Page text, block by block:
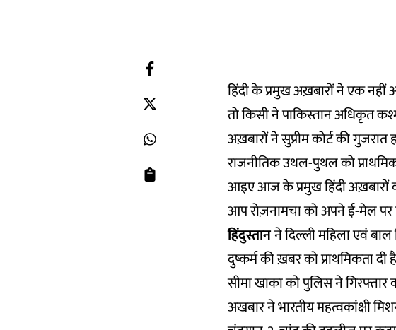
हिंदी के प्रमुख अख़बारों ने एक नहीं
तो किसी ने पाकिस्तान अधिकृत
अख़बारों ने सुप्रीम कोर्ट की
राजनीतिक उथल-पुथल को
आइए आज के प्रमुख हिंदी अख़बारों
आप रोज़नामचा को अपने ई-मेल पर
हिंदुस्तानने दिल्ली महिला एवं
दुष्कर्म की ख़बर को प्राथमिकता
सीमा खाका को पुलिस ने गिरफ्तार
अखबार ने भारतीय महत्वकांक्षी